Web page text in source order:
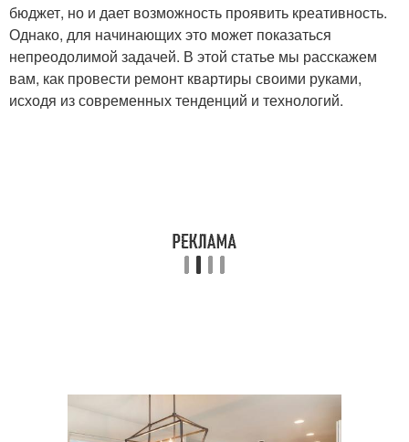
бюджет, но и дает возможность проявить креативность.
Однако, для начинающих это может показаться
непреодолимой задачей. В этой статье мы расскажем
вам, как провести ремонт квартиры своими руками,
исходя из современных тенденций и технологий.